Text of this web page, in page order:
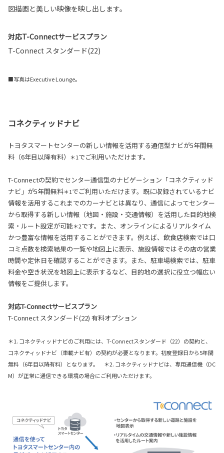
図描画と美しい映像を映し出します。
対応T-Connectサービスプラン
T-Connect スタンダード(22)
■写真はExecutive Lounge。
コネクティッドナビ
トヨタスマートセンターの新しい情報を活用する通信型ナビが5年間無
料（6年目以降有料）
＊1でご利用いただけます。
T-Connectの契約でセンター通信型のナビゲーション「コネクティッド
ナビ」が5年間無料＊1でご利用いただけます。既に収録されているナビ
情報を活用するこれまでのカーナビとは異なり、通信によってセンター
から取得する新しい情報（地図・施設・交通情報）を活用した目的地検
索・ルート設定が可能＊2です。また、オンラインによるリアルタイム
かつ豊富な情報を活用することができます。例えば、飲食店検索では口
コミ点数を検索結果の一覧や地図上に表示、施設情報ではその店の営業
時間や定休日を確認することができます。また、駐車場検索では、駐車
料金や空き状況を地図上に表示するなど、目的地の選択に役立つ幅広い
情報をご提供します。
対応T-Connectサービスプラン
T-Connect スタンダード(22) 有料オプション
＊1. コネクティッドナビのご利用には、T-Connectスタンダード（22）の契約と、
コネクティッドナビ（車載ナビ有）の契約が必要となります。初度登録日から5年間
無料（6年目以降有料）となります。 ＊2. コネクティッドナビは、専用通信機（DC
M）が正常に通信できる環境の場合にご利用いただけます。